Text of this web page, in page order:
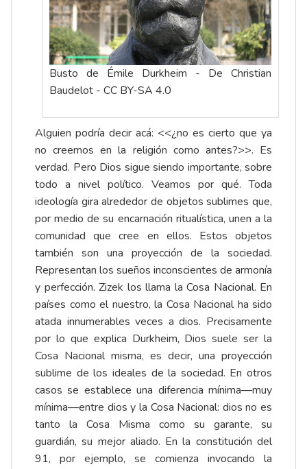
Busto de Émile Durkheim - De Christian
Baudelot - CC BY-SA 4.0
Alguien podría decir acá: <<¿no es cierto que ya
no creemos en la religión como antes?>>. Es
verdad. Pero Dios sigue siendo importante, sobre
todo a nivel político. Veamos por qué. Toda
ideología gira alrededor de objetos sublimes que,
por medio de su encarnación ritualística, unen a la
comunidad que cree en ellos. Estos objetos
también son una proyección de la sociedad.
Representan los sueños inconscientes de armonía
y perfección. Zizek los llama la Cosa Nacional. En
países como el nuestro, la Cosa Nacional ha sido
atada innumerables veces a dios. Precisamente
por lo que explica Durkheim, Dios suele ser la
Cosa Nacional misma, es decir, una proyección
sublime de los ideales de la sociedad. En otros
casos se establece una diferencia mínima—muy
mínima—entre dios y la Cosa Nacional: dios no es
tanto la Cosa Misma como su garante, su
guardián, su mejor aliado. En la constitución del
91, por ejemplo, se comienza invocando la